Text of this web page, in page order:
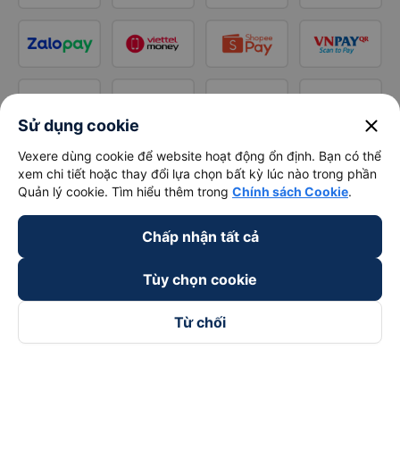
Sử dụng cookie close
Vexere dùng cookie để website hoạt động ổn định. Bạn có thể
xem chi tiết hoặc thay đổi lựa chọn bất kỳ lúc nào trong phần
Quản lý cookie. Tìm hiểu thêm trong Chính sách Cookie.
Chấp nhận tất cả
Tùy chọn cookie
Từ chối